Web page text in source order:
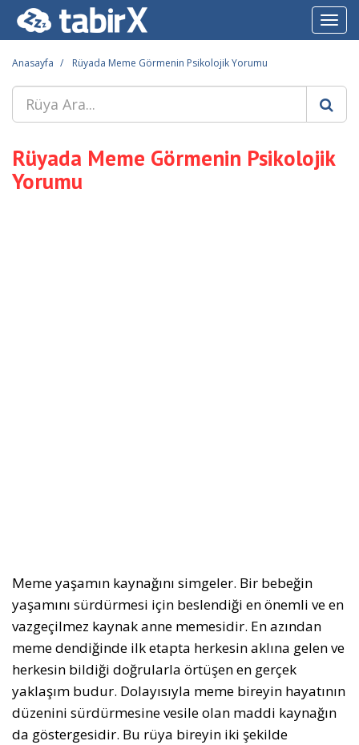
Anasayfa Rüyada Meme Görmenin Psikolojik Yorumu
Rüyada Meme Görmenin Psikolojik
Yorumu
Meme yaşamın kaynağını simgeler. Bir bebeğin
yaşamını sürdürmesi için beslendiği en önemli ve en
vazgeçilmez kaynak anne memesidir. En azından
meme dendiğinde ilk etapta herkesin aklına gelen ve
herkesin bildiği doğrularla örtüşen en gerçek
yaklaşım budur. Dolayısıyla meme bireyin hayatının
düzenini sürdürmesine vesile olan maddi kaynağın
da göstergesidir. Bu rüya bireyin iki şekilde